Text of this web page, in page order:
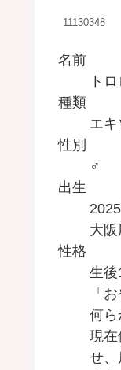
11130348
名前
ト
種類
エ
性別
♂
出生
大
性格
生後
「
何ら
現在
せ、